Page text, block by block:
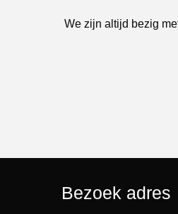
We zijn altijd bezig
Bezoek adres